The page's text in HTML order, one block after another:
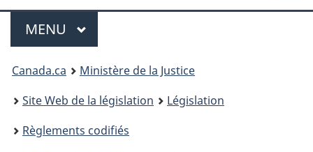
Menu
MENU PRINCIPAL
You
are
here:
Canada.ca
Ministère de la Justice
Site Web de la législation
Législation
Règlements codifiés